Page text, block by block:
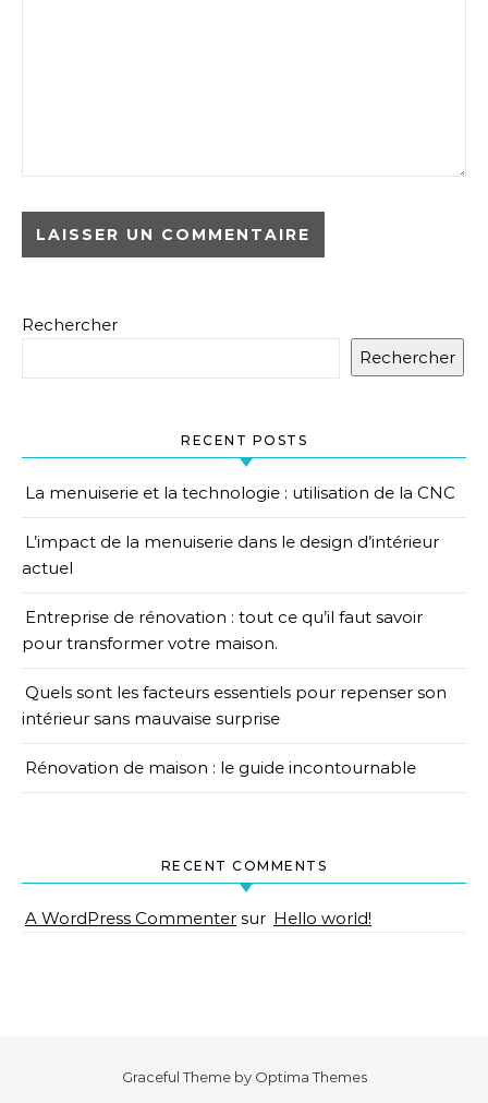
Rechercher
Rechercher
RECENT POSTS
La menuiserie et la technologie : utilisation de la CNC
L’impact de la menuiserie dans le design d’intérieur
actuel
Entreprise de rénovation : tout ce qu’il faut savoir
pour transformer votre maison.
Quels sont les facteurs essentiels pour repenser son
intérieur sans mauvaise surprise
Rénovation de maison : le guide incontournable
RECENT COMMENTS
A WordPress Commenter sur Hello world!
Graceful Theme by Optima Themes